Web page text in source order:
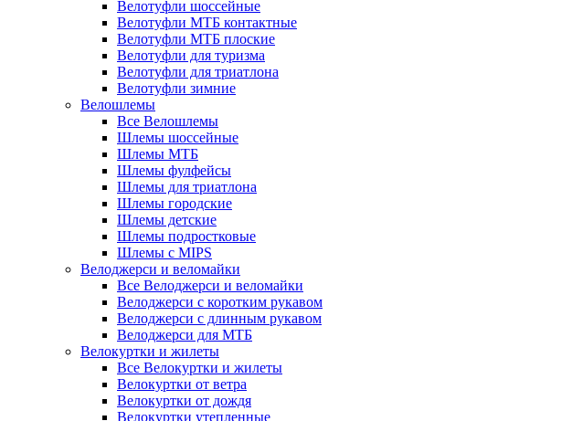
Велотуфли шоссейные
Велотуфли МТБ контактные
Велотуфли МТБ плоские
Велотуфли для туризма
Велотуфли для триатлона
Велотуфли зимние
Велошлемы
Все Велошлемы
Шлемы шоссейные
Шлемы МТБ
Шлемы фулфейсы
Шлемы для триатлона
Шлемы городские
Шлемы детские
Шлемы подростковые
Шлемы с MIPS
Велоджерси и веломайки
Все Велоджерси и веломайки
Велоджерси с коротким рукавом
Велоджерси с длинным рукавом
Велоджерси для МТБ
Велокуртки и жилеты
Все Велокуртки и жилеты
Велокуртки от ветра
Велокуртки от дождя
Велокуртки утепленные